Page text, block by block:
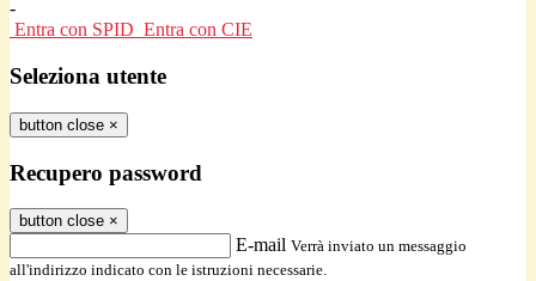
-
Entra con SPID Entra con CIE
Seleziona utente
button close ×
Recupero password
button close ×
E-mail Verrà inviato un messaggio
all'indirizzo indicato con le istruzioni necessarie.